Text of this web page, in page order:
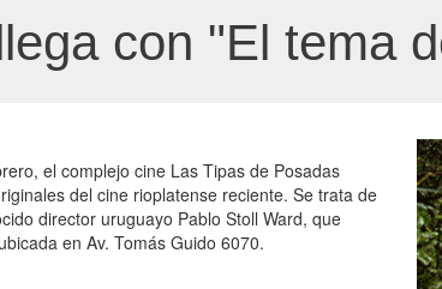
con "El tema
el complejo cine Las Tipas de Posadas
del cine rioplatense reciente. Se trata de
director uruguayo Pablo Stoll Ward, que
en Av. Tomás Guido 6070.